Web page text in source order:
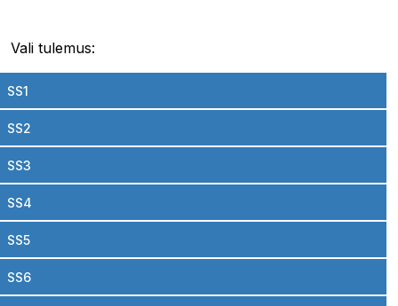
Vali tulemus:
SS1
SS2
SS3
SS4
SS5
SS6